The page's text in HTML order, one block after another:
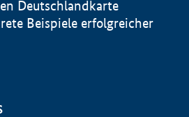
Deutschlandkarte
Beispiele erfolgreicher